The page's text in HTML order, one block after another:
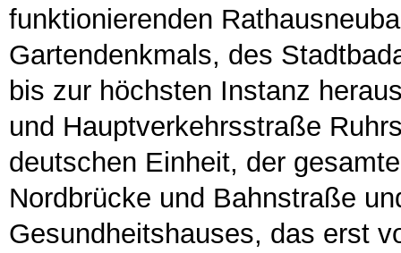
funktionierenden
Gartendenkmals, des
bis zur höchsten Instanz
und Hauptverkehrsstraße
deutschen Einheit, der
Nordbrücke und Bahnstraße
Gesundheitshauses, das erst